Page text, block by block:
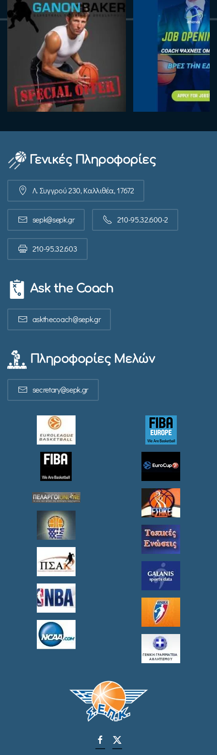
Γενικές Πληροφορίες
Λ. Συγγρού 230, Καλλιθέα, 17672
sepk@sepk.gr 210-95.32.600-2
210-95.32.603
Ask the Coach
askthecoach@sepk.gr
Πληροφορίες Μελών
secretary@sepk.gr